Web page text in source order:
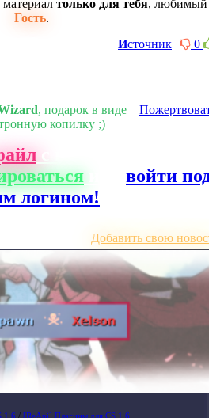
только для тебя, любимый
Гость.
0
Источник
, подарок в виде
копилку ;)
с нашего сайта,
войти
логином!
Добавить свою
1.6 / [ReApi] Плагины для CS 1.6